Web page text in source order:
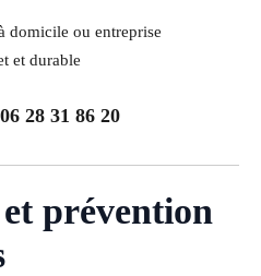
domicile ou entreprise
et durable
28 31 86 20
prévention